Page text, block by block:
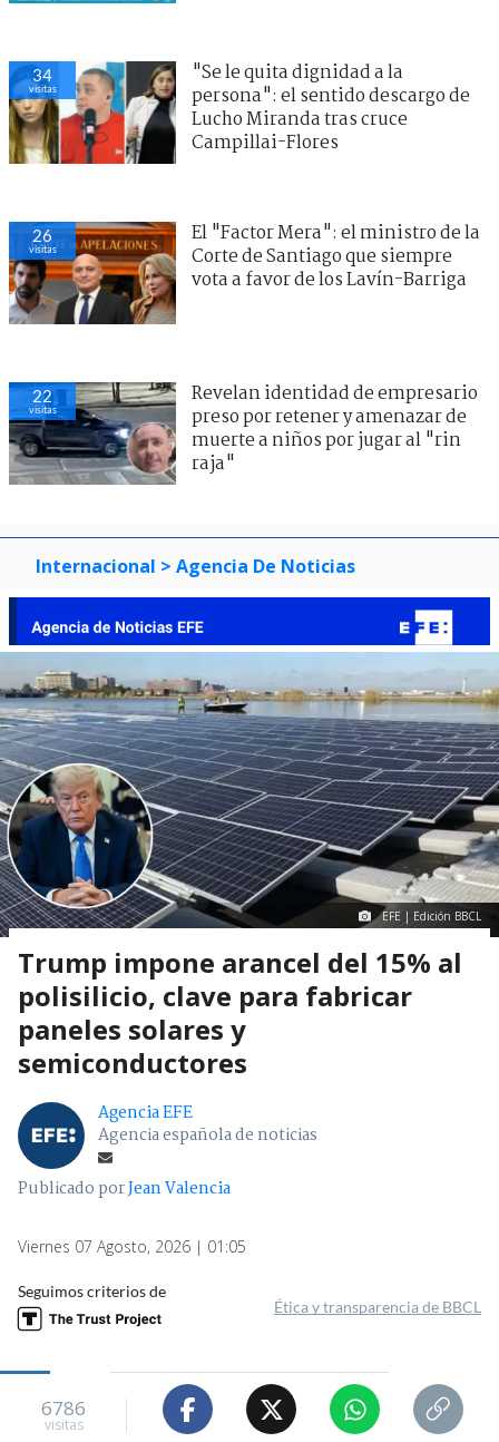
34
visitas
"Se le quita dignidad a la
persona": el sentido descargo de
Lucho Miranda tras cruce
Campillai-Flores
26
visitas
El "Factor Mera": el ministro de la
Corte de Santiago que siempre
vota a favor de los Lavín-Barriga
22
visitas
Revelan identidad de empresario
preso por retener y amenazar de
muerte a niños por jugar al "rin
raja"
Internacional > Agencia De Noticias
EFE | Edición BBCL
Trump impone arancel del 15% al
polisilicio, clave para fabricar
paneles solares y
semiconductores
Agencia EFE
Agencia española de noticias
Publicado porJean Valencia
Viernes 07 Agosto, 2026 | 01:05
Seguimos criterios de
Ética y transparencia de BBCL
6786
visitas